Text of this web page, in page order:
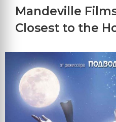
Mandeville
Closest to the